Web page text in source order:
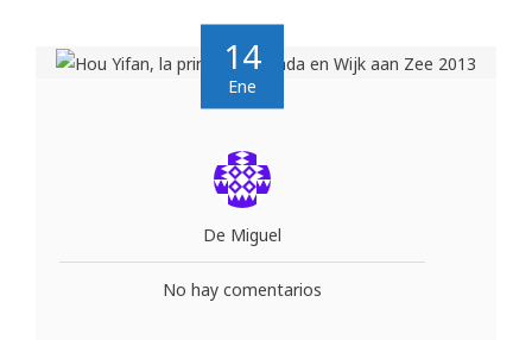
14
Ene
De Miguel
No hay comentarios